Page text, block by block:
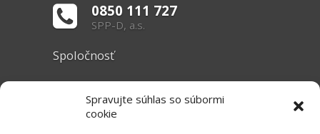
Spravujte súhlas so súbormi
cookie
0850 111 727
SPP-D, a.s.
Spoločnosť
O nás
Základné informácie